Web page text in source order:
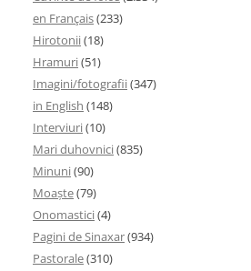
en Français(233)
Hirotonii(18)
Hramuri(51)
Imagini/fotografii(347)
in English (148)
Interviuri(10)
Mari duhovnici(835)
Minuni(90)
Moaşte(79)
Onomastici(4)
Pagini de Sinaxar(934)
Pastorale(310)